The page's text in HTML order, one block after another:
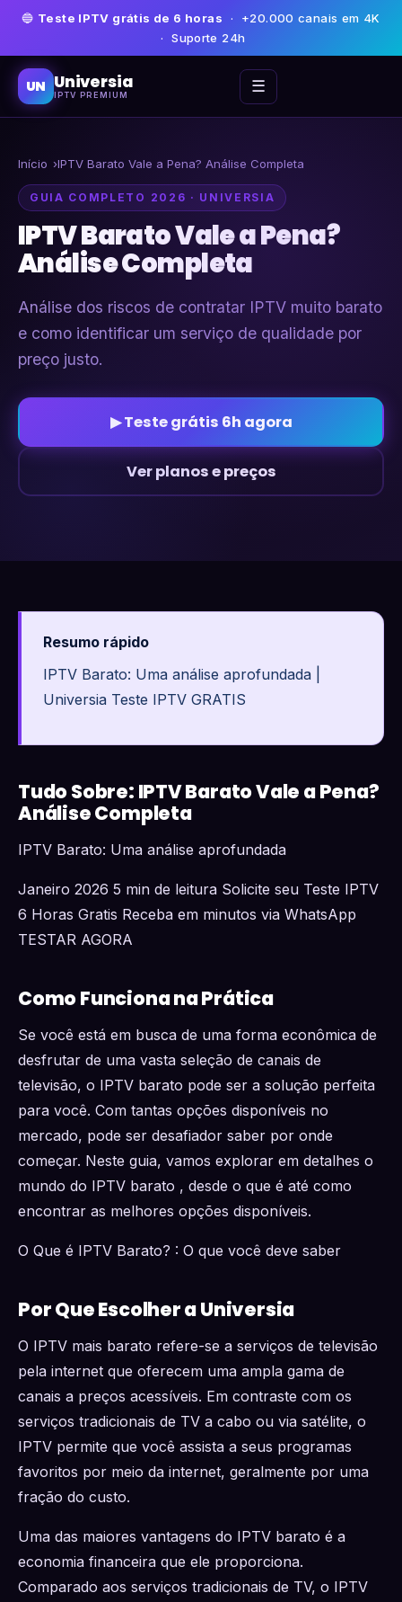
🔵 Teste IPTV grátis de 6 horas · +20.000 canais em 4K
· Suporte 24h
UN Universia
IPTV PREMIUM ☰
Início IPTV Barato Vale a Pena? Análise Completa
GUIA COMPLETO 2026 · UNIVERSIA
IPTV Barato Vale a Pena?
Análise Completa
Análise dos riscos de contratar IPTV muito barato
e como identificar um serviço de qualidade por
preço justo.
▶ Teste grátis 6h agora
Ver planos e preços
Resumo rápido
IPTV Barato: Uma análise aprofundada |
Universia Teste IPTV GRATIS
Tudo Sobre: IPTV Barato Vale a Pena?
Análise Completa
IPTV Barato: Uma análise aprofundada
Janeiro 2026 5 min de leitura Solicite seu Teste IPTV
6 Horas Gratis Receba em minutos via WhatsApp
TESTAR AGORA
Como Funciona na Prática
Se você está em busca de uma forma econômica de
desfrutar de uma vasta seleção de canais de
televisão, o IPTV barato pode ser a solução perfeita
para você. Com tantas opções disponíveis no
mercado, pode ser desafiador saber por onde
começar. Neste guia, vamos explorar em detalhes o
mundo do IPTV barato , desde o que é até como
encontrar as melhores opções disponíveis.
O Que é IPTV Barato? : O que você deve saber
Por Que Escolher a Universia
O IPTV mais barato refere-se a serviços de televisão
pela internet que oferecem uma ampla gama de
canais a preços acessíveis. Em contraste com os
serviços tradicionais de TV a cabo ou via satélite, o
IPTV permite que você assista a seus programas
favoritos por meio da internet, geralmente por uma
fração do custo.
Uma das maiores vantagens do IPTV barato é a
economia financeira que ele proporciona.
Comparado aos serviços tradicionais de TV, o IPTV